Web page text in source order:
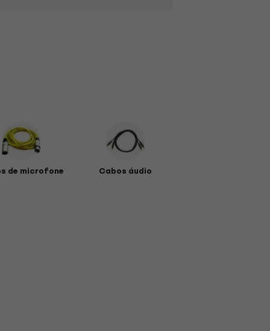
de microfone Cabos áudio